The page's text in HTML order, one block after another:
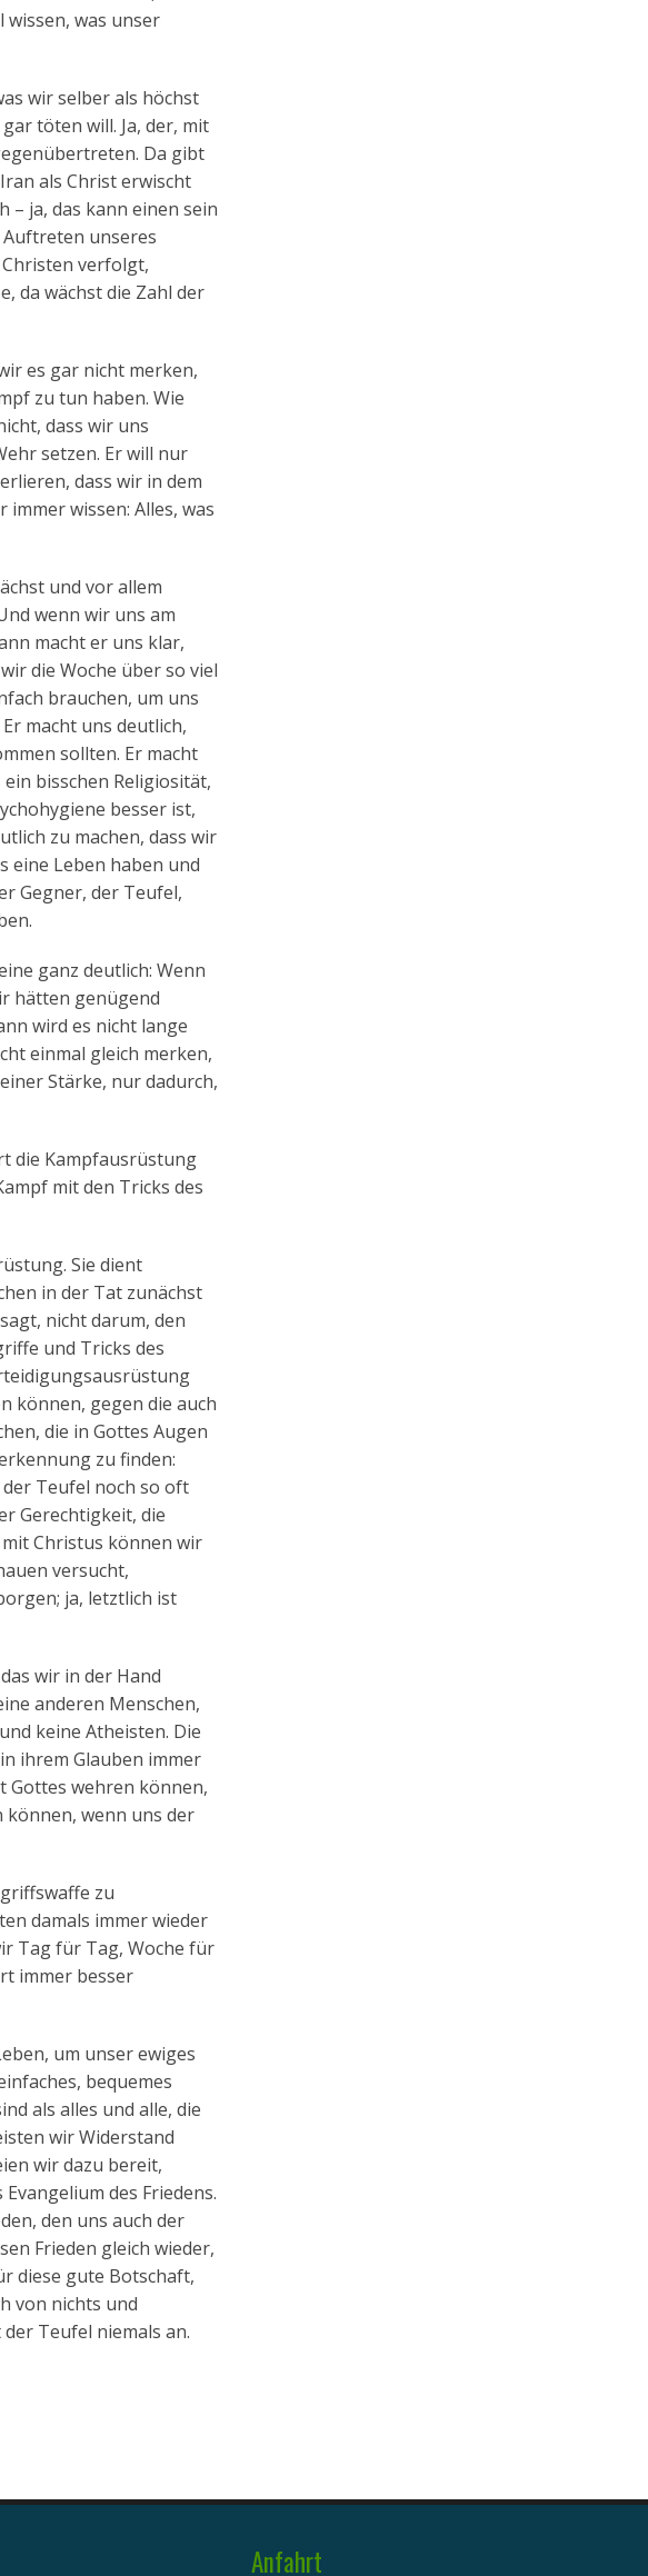
was unser
wir selber als höchst
töten will. Ja, der, mit
Da gibt
als Christ erwischt
– ja, das kann einen sein
unseres
verfolgt,
da wächst die Zahl der
es gar nicht merken,
zu tun haben. Wie
dass wir uns
setzen. Er will nur
dass wir in dem
wissen: Alles, was
und vor allem
wenn wir uns am
macht er uns klar,
die Woche über so viel
brauchen, um uns
macht uns deutlich,
sollten. Er macht
bisschen Religiosität,
besser ist,
zu machen, dass wir
eine Leben haben und
Gegner, der Teufel,
ganz deutlich: Wenn
hätten genügend
wird es nicht lange
einmal gleich merken,
Stärke, nur dadurch,
die Kampfausrüstung
mit den Tricks des
Sie dient
in der Tat zunächst
nicht darum, den
und Tricks des
können, gegen die auch
die in Gottes Augen
zu finden:
Teufel noch so oft
Gerechtigkeit, die
Christus können wir
versucht,
ja, letztlich ist
wir in der Hand
anderen Menschen,
keine Atheisten. Die
ihrem Glauben immer
Gottes wehren können,
können, wenn uns der
zu
damals immer wieder
Tag für Tag, Woche für
immer besser
um unser ewiges
bequemes
als alles und alle, die
wir Widerstand
wir dazu bereit,
des Friedens.
den uns auch der
Frieden gleich wieder,
diese gute Botschaft,
von nichts und
Teufel niemals an.
Anfahrt